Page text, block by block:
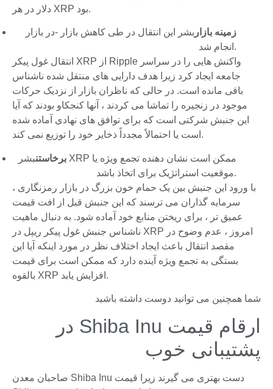
دلار در هر XRP بود.
زمینه بازار بشر این انتقال در طی کاهش بازار -در بازار
انجام شد.
انتقال غول پیکر XRP از Ripple واکنش هایی را در سراسر
جامعه ایجاد کرد زیرا هدف دارایی های منتقل شده ناشناس
باقی مانده است. در حالی که ناظران بازار از نزدیک حرکات
موجود در زنجیره را تماشا می کردند ، آنها کنجکاو بودند که آیا
این جنبش شرکتی است که برای توافق های نهادی آماده شده
است یا احتمالاً مجدداً ذخایر خود را توزیع نمی کند.
برخاستنبشر XRP ممکن است نشان دهنده تجمع ویژه یا
موقعیت استراتژیک برای اتخاذ باشد.
با ورود این جنبش بین یک حمام خون بزرگ در بازار رمزنگاری ،
سرمایه گذاران می ترسند که این جنبش قبل از افت قیمت
عمیق تر ، برای ریختن منابع خود آماده شود. به دنبال ماهیت
ناشناس جنبش غول پیکر ریپل در XRP امروز ، عدم وضوح در
مقصد انتقال باعث ایجاد اختلاف نظر در مورد اینکه آیا این
بستگی به تجمع ویژه آینده دارد که ممکن است برای قیمت
بالقوه XRP افزایش یابد.
شما همچنین می توانید دوست داشته باشید
ارقام قیمت Shiba Inu در
پشتیبانی خوب
صاحبان معدن Shiba Inu دست بهتری می گیرند زیرا قیمت